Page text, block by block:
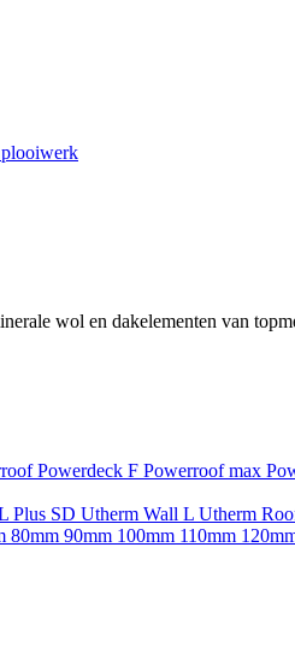
wol en dakelementen van
Powerdeck F Powerroof max
Plus SD Utherm Wall L Utherm
80mm 90mm 100mm 110mm